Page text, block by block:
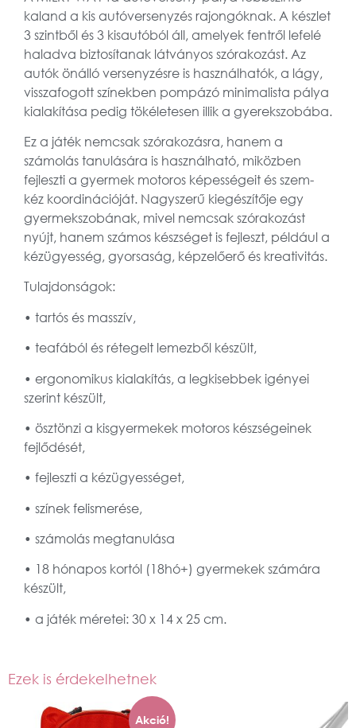
kaland a kis autóversenyzés rajongóknak. A készlet
3 szintből és 3 kisautóból áll, amelyek fentről lefelé
haladva biztosítanak látványos szórakozást. Az
autók önálló versenyzésre is használhatók, a lágy,
visszafogott színekben pompázó minimalista pálya
kialakítása pedig tökéletesen illik a gyerekszobába.
Ez a játék nemcsak szórakozásra, hanem a
számolás tanulására is használható, miközben
fejleszti a gyermek motoros képességeit és szem-
kéz koordinációját. Nagyszerű kiegészítője egy
gyermekszobának, mivel nemcsak szórakozást
nyújt, hanem számos készséget is fejleszt, például a
kézügyesség, gyorsaság, képzelőerő és kreativitás.
Tulajdonságok:
• tartós és masszív,
• teafából és rétegelt lemezből készült,
• ergonomikus kialakítás, a legkisebbek igényei
szerint készült,
• ösztönzi a kisgyermekek motoros készségeinek
fejlődését,
• fejleszti a kézügyességet,
• színek felismerése,
• számolás megtanulása
• 18 hónapos kortól (18hó+) gyermekek számára
készült,
• a játék méretei: 30 x 14 x 25 cm.
Ezek is érdekelhetnek
Akció!